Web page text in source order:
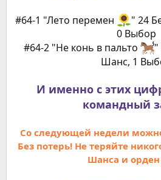
#64-1 "Лето перемен
" 24
0 Выбор
#64-2 "Не конь в пальто
"
Шанс, 1
И именно с этих
командный
Со следующей недели
Без потерь! Не теряйте
Шанса и